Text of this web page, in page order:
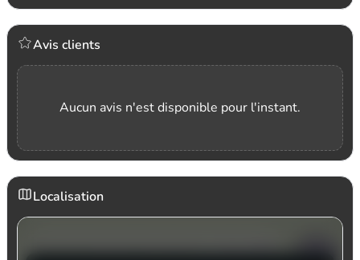
Avis clients
Aucun avis n'est disponible pour l'instant.
Localisation